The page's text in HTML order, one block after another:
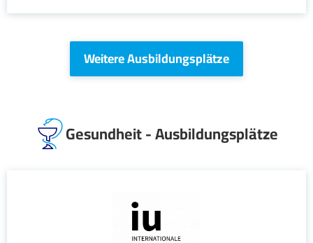
Weitere Ausbildungsplätze
Gesundheit - Ausbildungsplätze